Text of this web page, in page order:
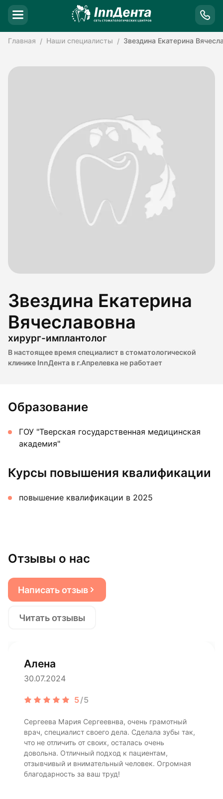
Главная Наши специалисты Звездина Екатерина
Звездина Екатерина
Вячеславовна
хирург-имплантолог
В настоящее время специалист в стоматологической
клинике InnДента в г.Апрелевка не работает
Образование
ГОУ "Тверская государственная медицинская
академия"
Курсы повышения квалификации
повышение квалификации в 2025
Отзывы о нас
Написать отзыв
Читать отзывы
Алена
30.07.2024
5/5
Сергеева Мария Сергеевнва, очень грамотный
врач, специалист своего дела. Сделала зубы так,
что не отличить от своих, осталась очень
довольна. Отличный подход к пациентам,
отзывчивый и внимательный человек. Огромная
благодарность за ваш труд!